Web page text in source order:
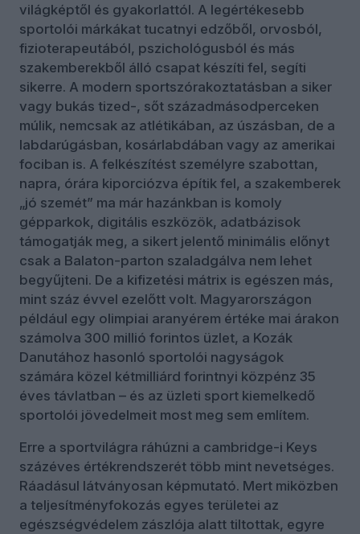
világképtől és gyakorlattól. A legértékesebb
sportolói márkákat tucatnyi edzőből, orvosból,
fizioterapeutából, pszichológusból és más
szakemberekből álló csapat készíti fel, segíti
sikerre. A modern sportszórakoztatásban a siker
vagy bukás tized-, sőt századmásodperceken
múlik, nemcsak az atlétikában, az úszásban, de a
labdarúgásban, kosárlabdában vagy az amerikai
fociban is. A felkészítést személyre szabottan,
napra, órára kiporciózva építik fel, a szakemberek
„jó szemét” ma már hazánkban is komoly
gépparkok, digitális eszközök, adatbázisok
támogatják meg, a sikert jelentő minimális előnyt
csak a Balaton-parton szaladgálva nem lehet
begyűjteni. De a kifizetési mátrix is egészen más,
mint száz évvel ezelőtt volt. Magyarországon
például egy olimpiai aranyérem értéke mai árakon
számolva 300 millió forintos üzlet, a Kozák
Danutához hasonló sportolói nagyságok
számára közel kétmilliárd forintnyi közpénz 35
éves távlatban – és az üzleti sport kiemelkedő
sportolói jövedelmeit most meg sem említem.
Erre a sportvilágra ráhúzni a cambridge-i Keys
százéves értékrendszerét több mint nevetséges.
Ráadásul látványosan képmutató. Mert miközben
a teljesítményfokozás egyes területei az
egészségvédelem zászlója alatt tiltottak, egyre